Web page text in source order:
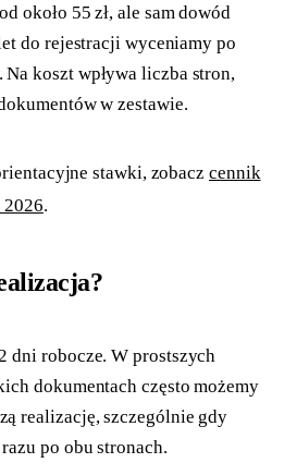
około 55 zł, ale sam dowód
do rejestracji wyceniamy po
koszt wpływa liczba stron,
w zestawie.
stawki, zobaczcennik
2026.
dni robocze. W prostszych
dokumentach często możemy
realizację, szczególnie gdy
po obu stronach.